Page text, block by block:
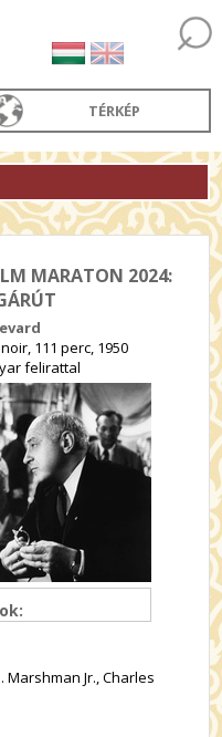
TÉRKÉP
MARATON 2024:
111 perc, 1950
felirattal
Marshman Jr., Charles